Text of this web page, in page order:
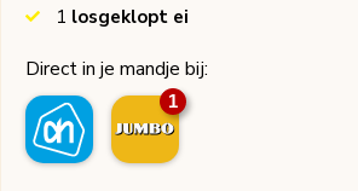
1 losgeklopt ei
Direct in je mandje bij:
1